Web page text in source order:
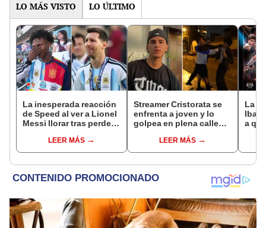
LO MÁS VISTO LO ÚLTIMO
La inesperada reacción
de Speed al ver a Lionel
Messi llorar tras perder
EspañaLEER MÁS
Streamer Cristorata se
enfrenta a joven y lo
golpea en plena calle
LEER MÁS
La
Ibai
a